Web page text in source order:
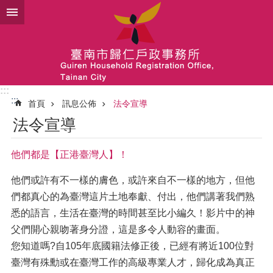
跳到主要內容區塊
:::
:::
首頁 訊息公佈 法令宣導
法令宣導
他們都是【正港臺灣人】！
他們或許有不一樣的膚色，或許來自不一樣的地方，但他
們都真心的為臺灣這片土地奉獻、付出，他們講著我們熟
悉的語言，生活在臺灣的時間甚至比小編久！影片中的神
父們開心親吻著身分證，這是多令人動容的畫面。
您知道嗎?自105年底國籍法修正後，已經有將近100位對
臺灣有殊勳或在臺灣工作的高級專業人才，歸化成為真正